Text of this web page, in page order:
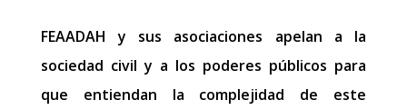
FEAADAH y sus asociaciones apelan a la
sociedad civil y a los poderes públicos para
que entiendan la complejidad de este